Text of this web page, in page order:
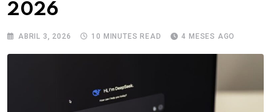
2026
ABRIL 3, 2026 10 MINUTES READ 4 MESES AGO